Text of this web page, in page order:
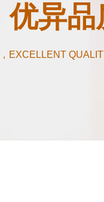
优异品
EXCELLENT